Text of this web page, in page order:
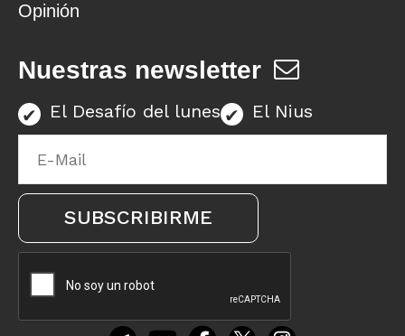
Opinión
Nuestras newsletter
El Desafío del lunes El Nius